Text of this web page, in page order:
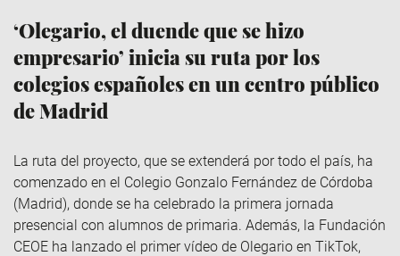
‘Olegario, el duende que se hizo
empresario’ inicia su ruta por los
colegios españoles en un centro público
de Madrid
La ruta del proyecto, que se extenderá por todo el país, ha
comenzado en el Colegio Gonzalo Fernández de Córdoba
(Madrid), donde se ha celebrado la primera jornada
presencial con alumnos de primaria. Además, la Fundación
CEOE ha lanzado el primer vídeo de Olegario en TikTok,